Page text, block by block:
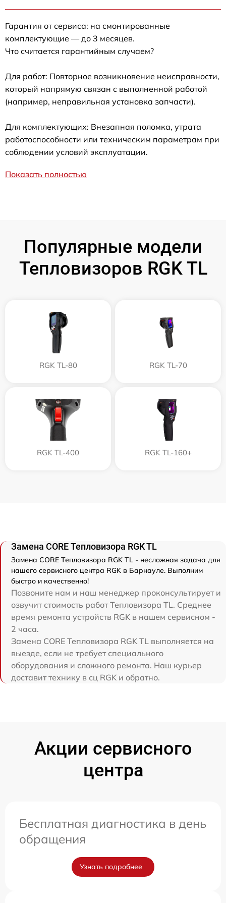
Гарантия от сервиса: на смонтированные
комплектующие — до 3 месяцев.
Что считается гарантийным случаем?
Для работ: Повторное возникновение неисправности,
который напрямую связан с выполненной работой
(например, неправильная установка запчасти).
Для комплектующих: Внезапная поломка, утрата
работоспособности или техническим параметрам при
соблюдении условий эксплуатации.
Показать полностью
Популярные модели
Тепловизоров RGK TL
RGK TL-80 RGK TL-70
RGK TL-400 RGK TL-160+
Замена CORE Тепловизора RGK TL
Замена CORE Тепловизора RGK TL - несложная задача для
нашего сервисного центра RGK в Барнауле. Выполним
быстро и качественно!
Позвоните нам и наш менеджер проконсультирует и
озвучит стоимость работ Тепловизора TL. Среднее
время ремонта устройств RGK в нашем сервисном -
2 часа.
Замена CORE Тепловизора RGK TL выполняется на
выезде, если не требует специального
оборудования и сложного ремонта. Наш курьер
доставит технику в сц RGK и обратно.
Акции сервисного
центра
Бесплатная диагностика в день
обращения
Узнать подробнее